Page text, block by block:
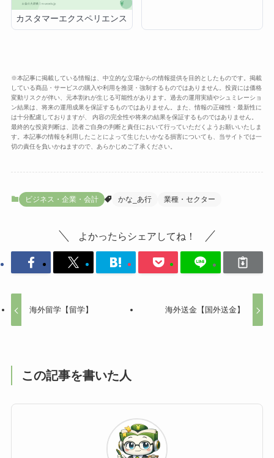
カスタマーエクスペリエンス
※本記事に掲載している情報は、中立的な立場からの情報提供を目的としたものです。掲載
している商品・サービスの購入や利用を推奨・強制するものではありません。投資には価格
変動リスクが伴い、元本割れが生じる可能性があります。過去の運用実績やシュミレーショ
ン結果は、将来の運用成果を保証するものではありません。また、情報の正確性・最新性に
は十分配慮しておりますが、 内容の完全性や将来の結果を保証するものではありません。
最終的な投資判断は、読者ご自身の判断と責任において行っていただくようお願いいたしま
す。本記事の情報を利用したことによって生じたいかなる損害についても、当サイトでは一
切の責任を負いかねますので、あらかじめご了承ください。
ビジネス・企業・会計 かな_あ行 業種・セクター
よかったらシェアしてね！
海外留学【留学】 海外送金【国外送金】
この記事を書いた人